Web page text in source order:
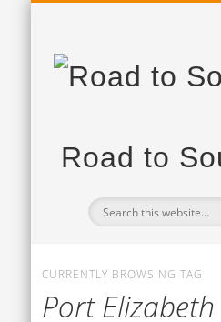
Road to
CURRENTLY BROWSING TAG
Port Elizabeth